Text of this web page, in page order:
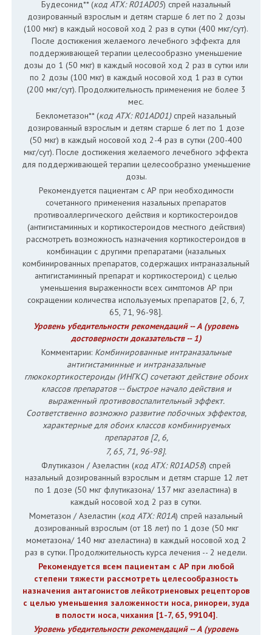
Будесонид** (код АТХ: R01AD05) спрей назальный
дозированный взрослым и детям старше 6 лет по 2 дозы
(100 мкг) в каждый носовой ход 2 раз в сутки (400 мкг/сут).
После достижения желаемого лечебного эффекта для
поддерживающей терапии целесообразно уменьшение
дозы до 1 (50 мкг) в каждый носовой ход 2 раз в сутки или
по 2 дозы (100 мкг) в каждый носовой ход 1 раз в сутки
(200 мкг/сут). Продолжительность применения не более 3
мес.
Беклометазон** (код АТХ: R01AD01)спрей назальный
дозированный взрослым и детям старше 6 лет по 1 дозе
(50 мкг) в каждый носовой ход 2-4 раз в сутки (200-400
мкг/сут). После достижения желаемого лечебного эффекта
для поддерживающей терапии целесообразно уменьшение
дозы.
Рекомендуется пациентам с АР при необходимости
сочетанного применения назальных препаратов
противоаллергического действия и кортикостероидов
(антигистаминных и кортикостероидов местного действия)
рассмотреть возможность назначения кортикостероидов в
комбинации с другими препаратами (назальных
комбинированных препаратов, содержащих интраназальный
антигистаминный препарат и кортикостероид) с целью
уменьшения выраженности всех симптомов АР при
сокращении количества используемых препаратов [2, 6, 7,
65, 71, 96-98].
Уровень убедительности рекомендаций -- А (уровень
достоверности доказательств -- 1)
Комментарии: Комбинированные интраназальные
антигистаминные и интраназальные
глюкокортикостероиды (ИНГКС) сочетают действие обоих
классов препаратов -- быстрое начало действия и
выраженный противовоспалительный эффект.
Соответственно возможно развитие побочных эффектов,
характерные для обоих классов комбинируемых
препаратов [2, 6,
7, 65, 71, 96-98].
Флутиказон / Азеластин (код АТХ: R01AD58) спрей
назальный дозированный взрослым и детям старше 12 лет
по 1 дозе (50 мкг флутиказона/ 137 мкг азеластина) в
каждый носовой ход 2 раз в сутки.
Мометазон / Азеластин (код АТХ: R01A) спрей назальный
дозированный взрослым (от 18 лет) по 1 дозе (50 мкг
мометазона/ 140 мкг азеластина) в каждый носовой ход 2
раз в сутки. Продолжительность курса лечения -- 2 недели.
Рекомендуется всем пациентам с АР при любой
степени тяжести рассмотреть целесообразность
назначения антагонистов лейкотриеновых рецепторов
c целью уменьшения заложенности носа, ринореи, зуда
в полости носа, чихания [1-7, 65, 99104].
Уровень убедительности рекомендаций -- А (уровень